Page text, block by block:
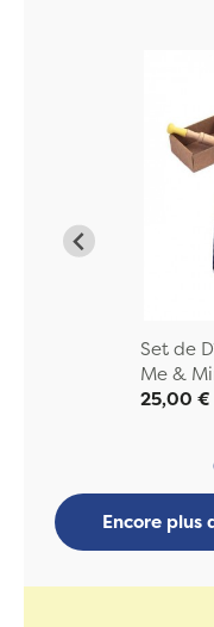
Set de
Me &
25,00 €
Encore plus